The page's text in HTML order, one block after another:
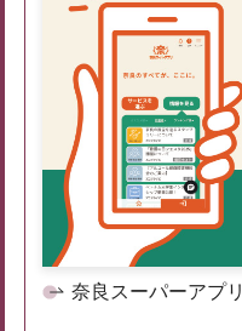
奈良スーパーアプリ